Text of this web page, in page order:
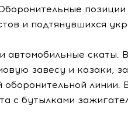
и подтянувшихся
автомобильные
завесу и казаки,
оборонительной
с бутылками